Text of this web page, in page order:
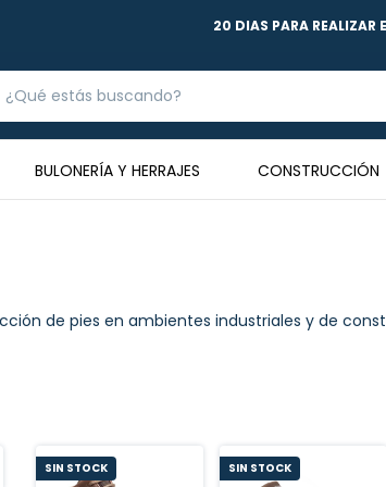
20 DIAS PARA REALIZAR
BULONERÍA Y HERRAJES CONSTRUCCIÓN
de pies en ambientes industriales y de
SIN STOCK SIN STOCK